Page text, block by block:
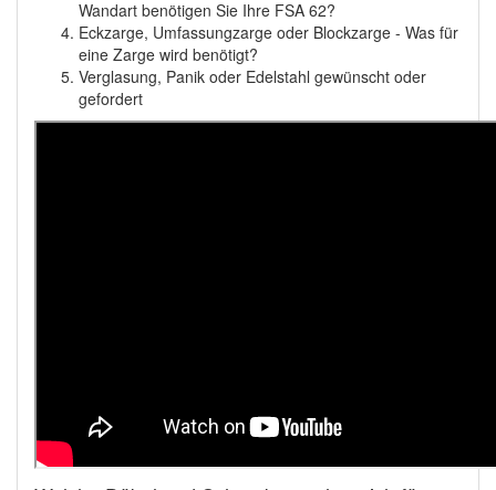
Wandart benötigen Sie Ihre FSA 62?
Eckzarge, Umfassungzarge oder Blockzarge - Was für
eine Zarge wird benötigt?
Verglasung, Panik oder Edelstahl gewünscht oder
gefordert